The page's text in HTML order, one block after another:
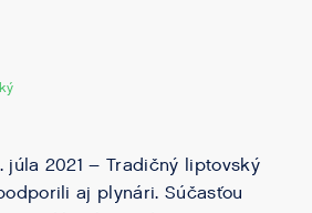
júla 2021 – Tradičný liptovský
aj plynári. Súčasťou